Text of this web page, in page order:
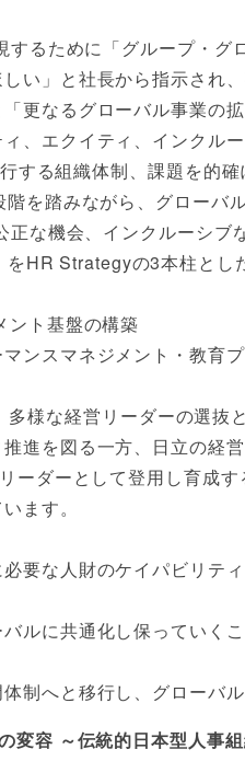
るために「グループ・
い」と社長から指示され
更なるグローバル事業の
、エクイティ、インクル
する組織体制、課題を的
を踏みながら、グローバ
な機会、インクルーシ
HR Strategyの3本柱と
ト基盤の構築
ンスマネジメント・教
様な経営リーダーの選抜
進を図る一方、日立の
ーダーとして登用し育成
ます。
要な人財のケイパビリテ
ルに共通化し保っていく
制へと移行し、グローバ
変容 ～伝統的日本型人事